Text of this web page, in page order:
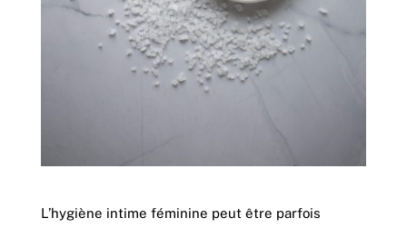
L’hygiène intime féminine peut être parfois